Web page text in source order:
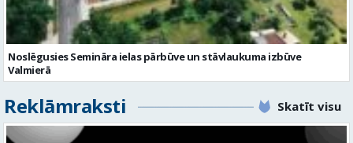
Reklāmraksti Skatīt visu